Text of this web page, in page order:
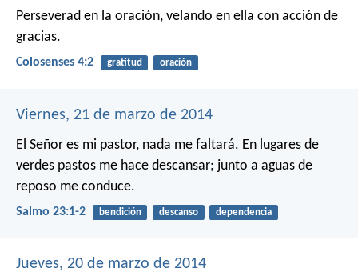
Perseverad en la oración, velando en ella con acción de
gracias.
Colosenses 4:2 gratitud oración
Viernes, 21 de marzo de 2014
El Señor es mi pastor, nada me faltará. En lugares de
verdes pastos me hace descansar; junto a aguas de
reposo me conduce.
Salmo 23:1-2 bendición descanso dependencia
Jueves, 20 de marzo de 2014